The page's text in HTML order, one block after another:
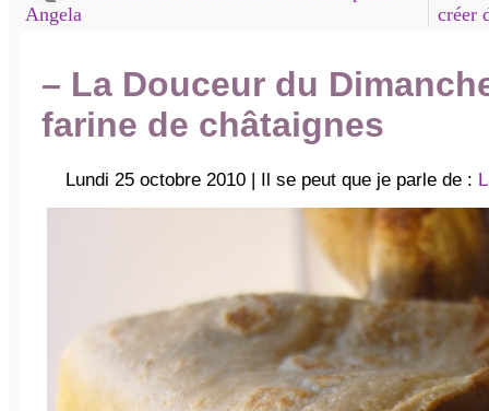
Angela
créer
– La Douceur du
farine de châtaignes
Lundi 25 octobre 2010 | Il se peut que je parle de :